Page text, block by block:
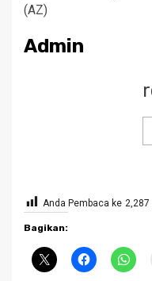
(AZ)
Admin
Anda Pembaca ke 2,287
Bagikan: